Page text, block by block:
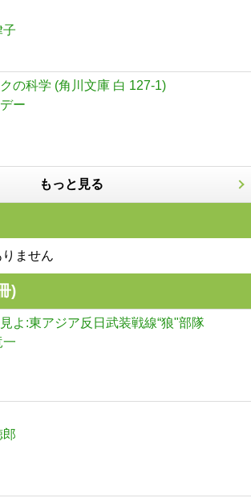
子
の科学 (角川文庫 白 127-1)
ー
もっと見る
ません
)
よ:東アジア反日武装戦線“狼"部隊
一
郎